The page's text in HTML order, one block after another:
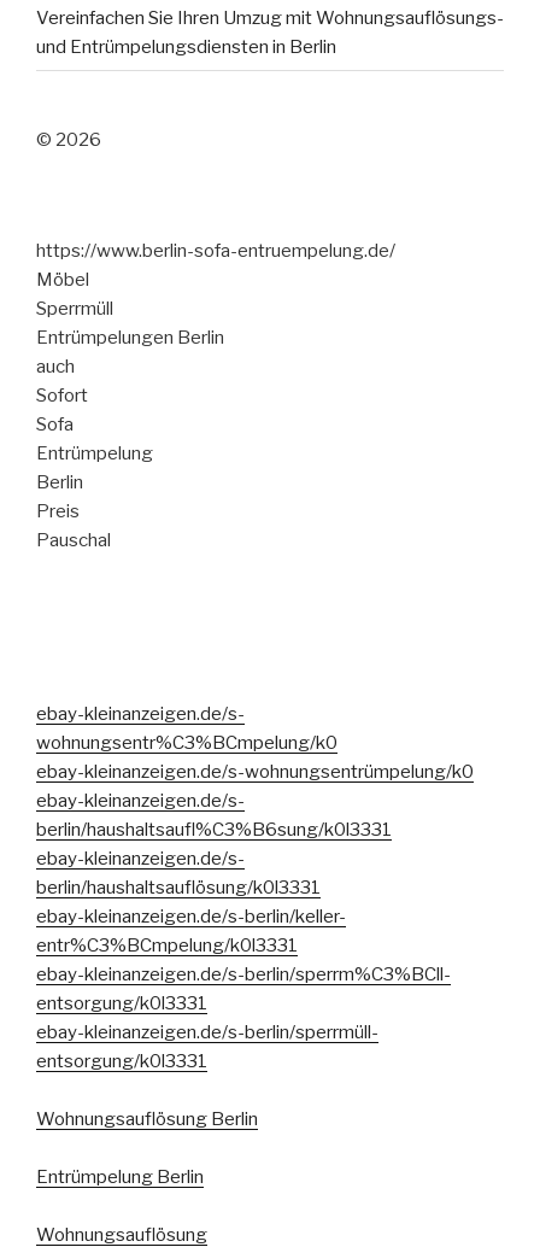
Vereinfachen Sie Ihren Umzug mit Wohnungsauflösungs-
und Entrümpelungsdiensten in Berlin
© 2026
https://www.berlin-sofa-entruempelung.de/
Möbel
Sperrmüll
Entrümpelungen Berlin
auch
Sofort
Sofa
Entrümpelung
Berlin
Preis
Pauschal
ebay-kleinanzeigen.de/s-
wohnungsentr%C3%BCmpelung/k0
ebay-kleinanzeigen.de/s-wohnungsentrümpelung/k0
ebay-kleinanzeigen.de/s-
berlin/haushaltsaufl%C3%B6sung/k0l3331
ebay-kleinanzeigen.de/s-
berlin/haushaltsauflösung/k0l3331
ebay-kleinanzeigen.de/s-berlin/keller-
entr%C3%BCmpelung/k0l3331
ebay-kleinanzeigen.de/s-berlin/sperrm%C3%BCll-
entsorgung/k0l3331
ebay-kleinanzeigen.de/s-berlin/sperrmüll-
entsorgung/k0l3331
Wohnungsauflösung Berlin
Entrümpelung Berlin
Wohnungsauflösung